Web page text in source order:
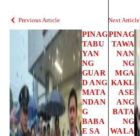
Previous Article
PINAG
TABU
YAN
NG
GUAR
D ANG
MATA
NDAN
G
BABA
E SA
Next Article
PINAG
TAWA
NAN
NG
MGA
KAKL
ASE
ANG
BATA
NG
WALA